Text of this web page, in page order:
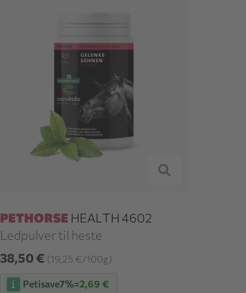
PETHORSE HEALTH 4602
Ledpulver til heste
38,50 € (19,25 €/100g)
Petisave7%=2,69 €